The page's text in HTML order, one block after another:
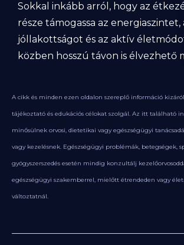
Sokkal inkább arról, hogy az
része támogassa az energiaszintet,
jóllakottságot és az aktív
közben hosszú távon is élvezhető
A cikk és minden ezen oldalon szereplő információ
tájékoztató és edukációs célokat szolgál. Az itt található
minősülnek orvosi, dietetikai vagy egészségügyi
vagy kezelésnek. Egészségügyi problémák, betegségek,
gyógyszerszedés esetén mindig konzultálj
egészségügyi szakemberrel, mielőtt étrendeden vagy
változtatnál.